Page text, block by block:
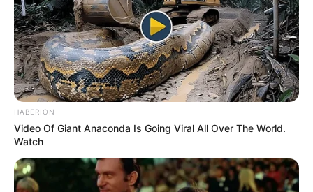
HABERION
Video Of Giant Anaconda Is Going Viral All Over The World.
Watch